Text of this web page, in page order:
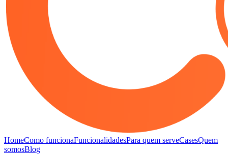
HomeComo funcionaFuncionalidadesPara quem serveCasesQuem
somosBlog